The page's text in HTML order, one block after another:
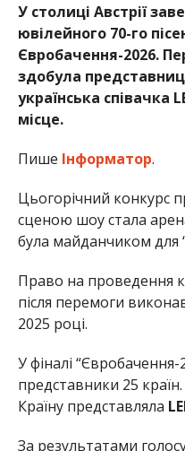
У столиці Австрії
ювілейного 70-го
Євробачення-2026.
здобула
українська співачка
місце.
Пише Інформатор.
Цьогорічний конкурс
сценою шоу стала
була майданчиком для
Право на проведення
після перемоги
2025 році.
У фіналі
представники 25
Країну представляла
За результатами